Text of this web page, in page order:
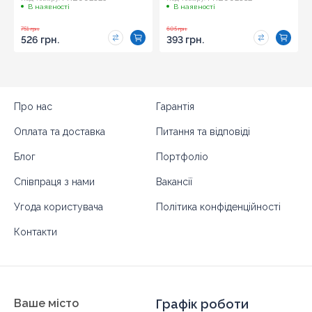
В наявності
751 грн.
526 грн.
В наявності
605 грн.
393 грн.
Про нас Гарантія
Оплата та доставка Питання та відповіді
Блог Портфоліо
Співпраця з нами Вакансії
Угода користувача Політика конфіденційності
Контакти
Ваше місто Графік роботи